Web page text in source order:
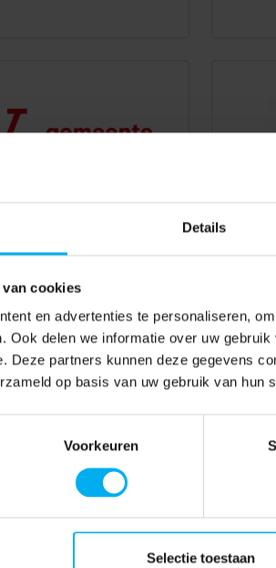
Details
cookies
en advertenties te personaliseren,
Ook delen we informatie over uw
Deze partners kunnen deze gegevens
op basis van uw gebruik van hun
Voorkeuren
Selectie toestaan